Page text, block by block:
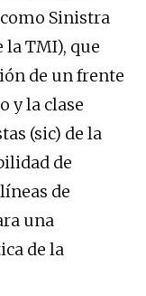
Sinistra
la TMI), que
de un frente
y la clase
(sic) de la
de
de
una
de la